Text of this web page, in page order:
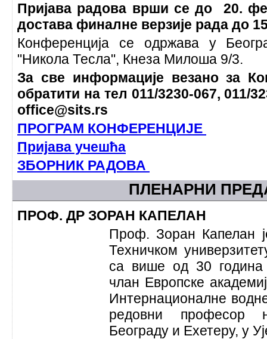
Пријава радова врши се до 20.
достава финалне верзије рада до
Конференција се одржава у
"Никола Тесла", Кнеза Милоша 9/3.
За све информације везано за
обратити на тел 011/3230-067, 011/
office@sits.rs
ПРОГРАМ КОНФЕРЕНЦИЈЕ
Пријава учешћа
ЗБОРНИК РАДОВА
ПЛЕНАРНИ
ПРОФ. ДР ЗОРАН КАПЕЛАН
Проф. Зоран Капелан
Техничком
са више од 30 година
члан Европске
Интернационалне водне
редовни професор
Београду и Еxетеру, у